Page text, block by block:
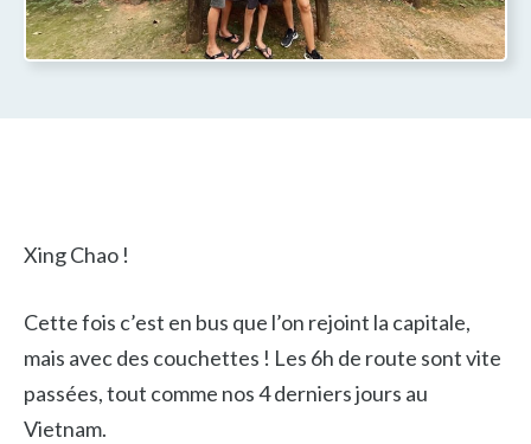
Xing Chao !
Cette fois c’est en bus que l’on rejoint la capitale,
mais avec des couchettes ! Les 6h de route sont vite
passées, tout comme nos 4 derniers jours au
Vietnam.